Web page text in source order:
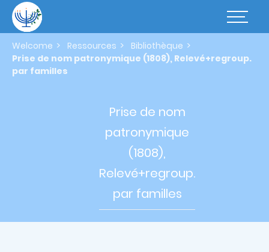
main
content
Basculer
Welcome Ressources
Bibliothèque
Prise de nom patronymique (1808), Relevé+regroup.
par familles
Prise de nom
patronymique
(1808),
Relevé+regroup.
par familles